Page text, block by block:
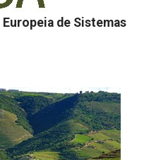
Europeia de Sistemas